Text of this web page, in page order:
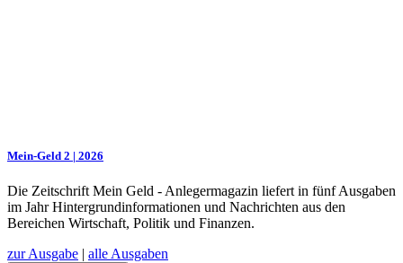
Mein-Geld 2 | 2026
Die Zeitschrift Mein Geld - Anlegermagazin liefert in fünf Ausgaben
im Jahr Hintergrundinformationen und Nachrichten aus den
Bereichen Wirtschaft, Politik und Finanzen.
zur Ausgabe | alle Ausgaben